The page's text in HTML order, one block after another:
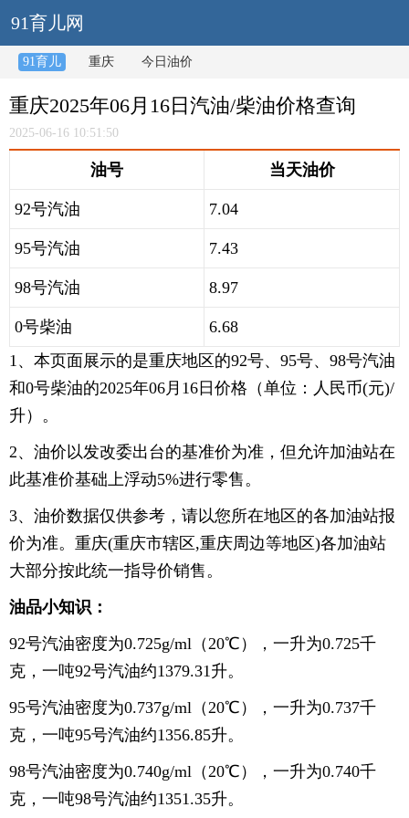
91育儿网
91育儿 重庆 今日油价
重庆2025年06月16日汽油/柴油价格查询
2025-06-16 10:51:50
油号 当天油价
92号汽油 7.04
95号汽油 7.43
98号汽油 8.97
0号柴油
6.68
1、本页面展示的是重庆地区的92号、95号、98号汽油
和0号柴油的2025年06月16日价格（单位：人民币(元)/
升）。
2、油价以发改委出台的基准价为准，但允许加油站在
此基准价基础上浮动5%进行零售。
3、油价数据仅供参考，请以您所在地区的各加油站报
价为准。重庆(重庆市辖区,重庆周边等地区)各加油站
大部分按此统一指导价销售。
油品小知识：
92号汽油密度为0.725g/ml（20℃），一升为0.725千
克，一吨92号汽油约1379.31升。
95号汽油密度为0.737g/ml（20℃），一升为0.737千
克，一吨95号汽油约1356.85升。
98号汽油密度为0.740g/ml（20℃），一升为0.740千
克，一吨98号汽油约1351.35升。